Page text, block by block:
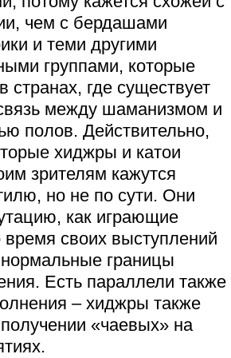
чем с бердашами
и теми другими
группами, которые
где существует
между шаманизмом и
полов. Действительно,
хиджры и катои
зрителям кажутся
но не по сути. Они
как играющие
своих выступлений
границы
Есть параллели также
– хиджры также
«чаевых» на